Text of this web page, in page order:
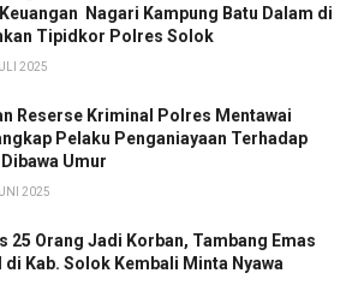
Nagari Kampung Batu Dalam di
Tipidkor Polres Solok
2025
Reserse Kriminal Polres Mentawai
Pelaku Penganiayaan Terhadap
Umur
2025
25 Orang Jadi Korban, Tambang Emas
di Kab. Solok Kembali Minta Nyawa